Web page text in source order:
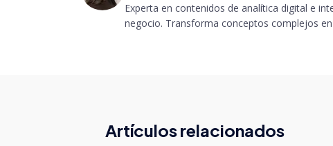
Experta en contenidos de analítica digital e
negocio. Transforma conceptos complejos
Artículos relacionados